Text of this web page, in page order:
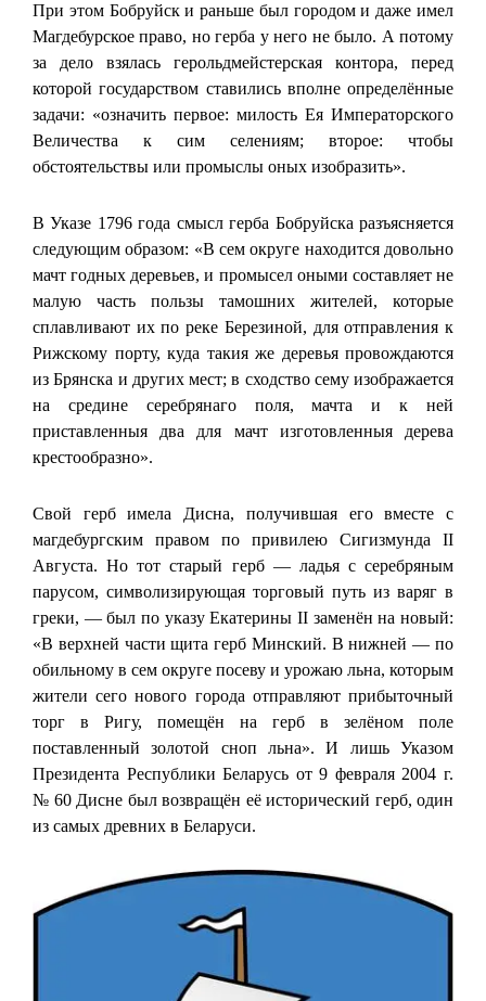
При этом Бобруйск и раньше был городом и даже имел
Магдебурское право, но герба у него не было. А потому
за дело взялась герольдмейстерская контора, перед
которой государством ставились вполне определённые
задачи: «означить первое: милость Ея Императорского
Величества к сим селениям; второе: чтобы
обстоятельствы или промыслы оных изобразить».
В Указе 1796 года смысл герба Бобруйска разъясняется
следующим образом: «В сем округе находится довольно
мачт годных деревьев, и промысел оными составляет не
малую часть пользы тамошних жителей, которые
сплавливают их по реке Березиной, для отправления к
Рижскому порту, куда такия же деревья провождаются
из Брянска и других мест; в сходство сему изображается
на средине серебрянаго поля, мачта и к ней
приставленныя два для мачт изготовленныя дерева
крестообразно».
Свой герб имела Дисна, получившая его вместе с
магдебургским правом по привилею Сигизмунда II
Августа. Но тот старый герб — ладья с серебряным
парусом, символизирующая торговый путь из варяг в
греки, — был по указу Екатерины II заменён на новый:
«В верхней части щита герб Минский. В нижней — по
обильному в сем округе посеву и урожаю льна, которым
жители сего нового города отправляют прибыточный
торг в Ригу, помещён на герб в зелёном поле
поставленный золотой сноп льна». И лишь Указом
Президента Республики Беларусь от 9 февраля 2004 г.
№ 60 Дисне был возвращён её исторический герб, один
из самых древних в Беларуси.